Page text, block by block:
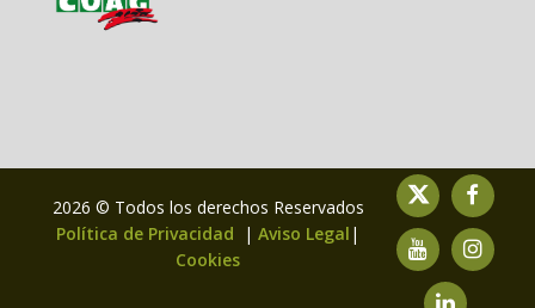
2026 © Todos los derechos Reservados
Política de Privacidad
| Aviso Legal |
Cookies